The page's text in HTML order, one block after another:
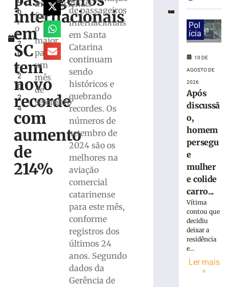
b
r
o
2
9
,
2
0
2
4
internacionais
em
SC
tem
novo
recorde
com
aumento
de
214%
internacionais
foi
o
maior
para
um
mês
de
setembro
de passageiros
internacionais
em Santa
Catarina
continuam
sendo
históricos e
quebrando
recordes. Os
números de
setembro de
2024 são os
melhores na
aviação
comercial
catarinense
para este mês,
conforme
registros dos
últimos 24
anos. Segundo
dados da
Gerência de
Scheuer
diz
apenas
início
Niño
Horóscopo
hoje:
segunda-
feira,
10/08,
Pol
ícia
10 DE
AGOSTO DE
2026
Após
discussã
o,
homem
persegu
e
mulher
e colide
carro...
Vítima
contou que
decidiu
deixar a
residência
e...
Ler mais
»